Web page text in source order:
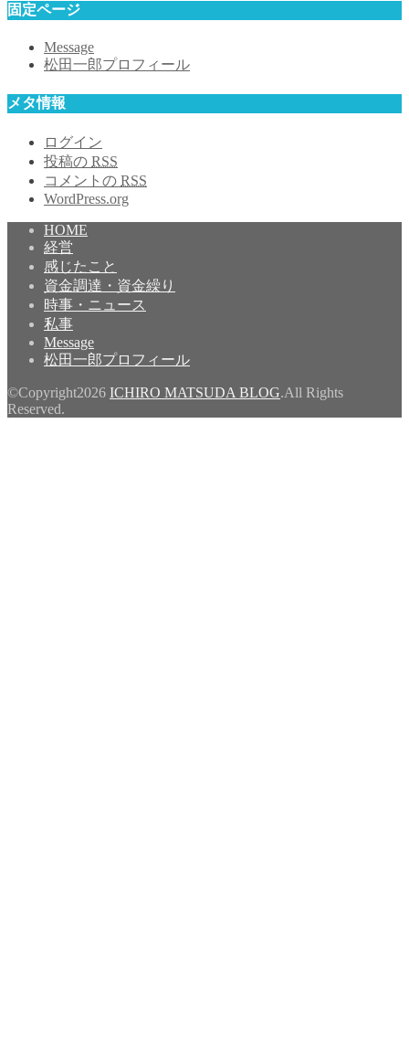
固定ページ
Message
松田一郎プロフィール
メタ情報
ログイン
投稿の RSS
コメントの RSS
WordPress.org
HOME
経営
感じたこと
資金調達・資金繰り
時事・ニュース
私事
Message
松田一郎プロフィール
©Copyright2026 ICHIRO MATSUDA BLOG.All Rights
Reserved.